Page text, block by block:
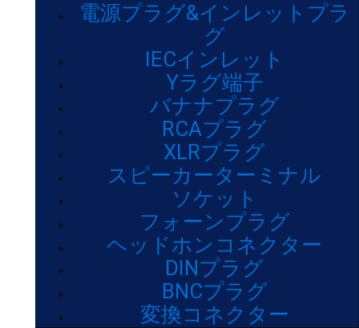
電源プラグ&インレットプラ
グ
IECインレット
Yラグ端子
バナナプラグ
RCAプラグ
XLRプラグ
スピーカーターミナル
ソケット
フォーンプラグ
ヘッドホンコネクター
DINプラグ
BNCプラグ
変換コネクター